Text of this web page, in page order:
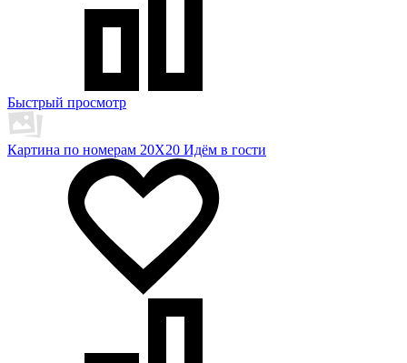
Быстрый просмотр
Картина по номерам 20Х20 Идём в гости